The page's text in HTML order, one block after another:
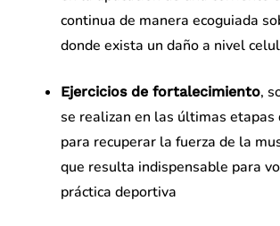
continua de manera ecoguiada
donde exista un daño a nivel
Ejercicios de fortalecimiento,
se realizan en las últimas
para recuperar la fuerza de la
que resulta indispensable para
práctica deportiva